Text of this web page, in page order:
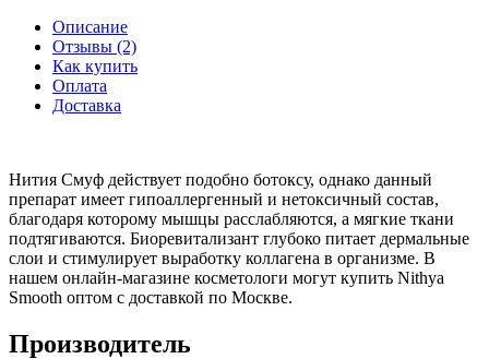
Описание
Отзывы (2)
Как купить
Оплата
Доставка
Нития Смуф действует подобно ботоксу, однако данный
препарат имеет гипоаллергенный и нетоксичный состав,
благодаря которому мышцы расслабляются, а мягкие ткани
подтягиваются. Биоревитализант глубоко питает дермальные
слои и стимулирует выработку коллагена в организме. В
нашем онлайн-магазине косметологи могут купить Nithya
Smooth оптом с доставкой по Москве.
Производитель